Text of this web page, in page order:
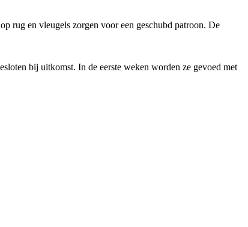
rug en vleugels zorgen voor een geschubd patroon. De
bij uitkomst. In de eerste weken worden ze gevoed met